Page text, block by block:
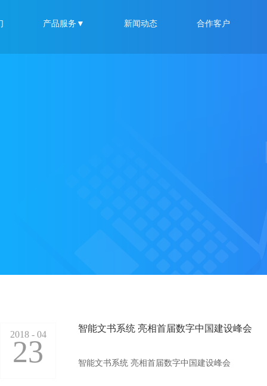
产品服务▼ 新闻动态 合作客户
2018 - 04
23
智能文书系统 亮相首届数字中国建设峰会
智能文书系统 亮相首届数字中国建设峰会